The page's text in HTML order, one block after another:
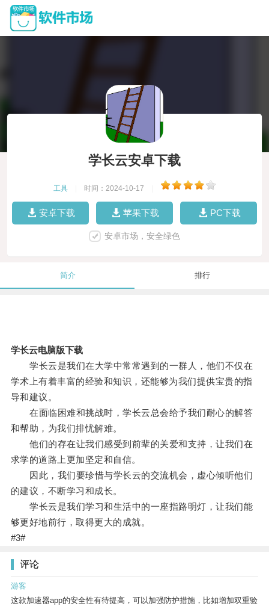
学长云安卓下载
工具 时间：2024-10-17
安卓下载 苹果下载 PC下载
安卓市场，安全绿色
简介 排行
学长云电脑版下载
学长云是我们在大学中常常遇到的一群人，他们不仅在
学术上有着丰富的经验和知识，还能够为我们提供宝贵的指
导和建议。
在面临困难和挑战时，学长云总会给予我们耐心的解答
和帮助，为我们排忧解难。
他们的存在让我们感受到前辈的关爱和支持，让我们在
求学的道路上更加坚定和自信。
因此，我们要珍惜与学长云的交流机会，虚心倾听他们
的建议，不断学习和成长。
学长云是我们学习和生活中的一座指路明灯，让我们能
够更好地前行，取得更大的成就。
#3#
评论
游客
这款加速器app的安全性有待提高，可以加强防护措施，比如增加双重验